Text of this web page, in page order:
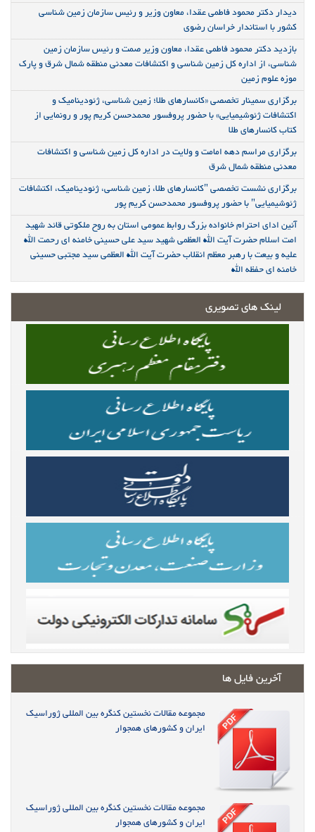
دیدار دکتر محمود فاطمی عقدا، معاون وزیر و رئیس سازمان زمین شناسی
کشور با استاندار خراسان رضوی
بازدید دکتر محمود فاطمی عقدا، معاون وزیر صمت و رئیس سازمان زمین
شناسی، از اداره کل زمین شناسی و اکتشافات معدنی منطقه شمال شرق و پارک
موزه علوم زمین
برگزاری سمینار تخصصی «کانسارهای طلا؛ زمین شناسی، ژئودینامیک و
اکتشافات ژئوشیمیایی» با حضور پروفسور محمدحسن کریم پور و رونمایی از
کتاب کانسارهای طلا
برگزاری مراسم دهه امامت و ولایت در اداره کل زمین شناسی و اکتشافات
معدنی منطقه شمال شرق
برگزاری نشست تخصصی "کانسارهای طلا، زمین شناسی، ژئودینامیک، اکتشافات
ژئوشیمیایی" با حضور پروفسور محمدحسن کریم پور
آئین ادای احترام خانواده بزرگ روابط عمومی استان به روح ملکوتی قائد شهید
امت اسلام حضرت آیت الله العظمی شهید سید علی حسینی خامنه ای رحمت الله
علیه و بیعت با رهبر معظم انقلاب حضرت آیت الله العظمی سید مجتبی حسینی
خامنه ای حفظه الله
لینک های تصویری
آخرین فایل ها
مجموعه مقالات نخستین کنگره بین المللی ژوراسیک
ایران و کشورهای همجوار
مجموعه مقالات نخستین کنگره بین المللی ژوراسیک
ایران و کشورهای همجوار